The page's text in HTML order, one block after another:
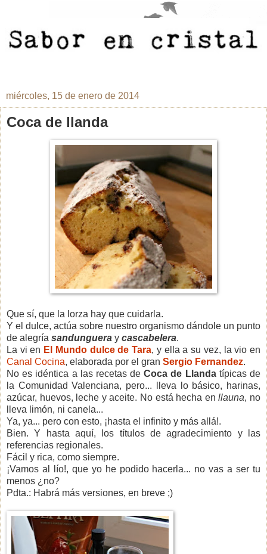
miércoles, 15 de enero de 2014
Coca de llanda
Que sí, que la lorza hay que cuidarla.
Y el dulce, actúa sobre nuestro organismo dándole un punto
de alegría sandunguera y cascabelera.
La vi en El Mundo dulce de Tara, y ella a su vez, la vio en
Canal Cocina, elaborada por el gran Sergio Fernandez.
No es idéntica a las recetas deCoca de Llandatípicas de
la Comunidad Valenciana, pero... lleva lo básico, harinas,
azúcar, huevos, leche y aceite. No está hecha enllauna, no
lleva limón, ni canela...
Ya, ya... pero con esto, ¡hasta el infinito y más allá!.
Bien. Y hasta aquí, los títulos de agradecimiento y las
referencias regionales.
Fácil y rica, como siempre.
¡Vamos al lío!, que yo he podido hacerla... no vas a ser tu
menos ¿no?
Pdta.: Habrá más versiones, en breve ;)